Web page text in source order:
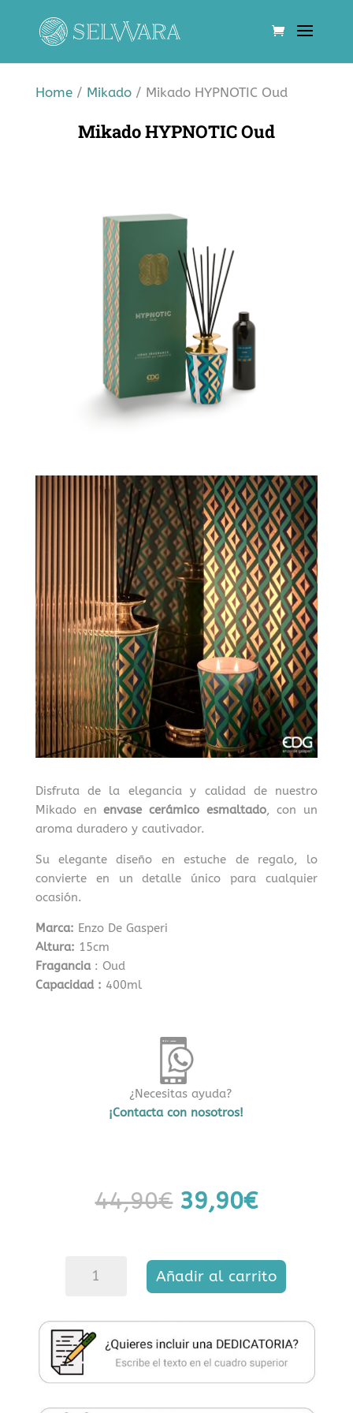
Home/ Mikado/ Mikado HYPNOTIC Oud
Mikado HYPNOTIC Oud
Disfruta de la elegancia y calidad de nuestro
Mikado en envase cerámico esmaltado, con un
aroma duradero y cautivador.
Su elegante diseño en estuche de regalo, lo
convierte en un detalle único para cualquier
ocasión.
Marca: Enzo De Gasperi
Altura: 15cm
Fragancia: Oud
Capacidad : 400ml
¿Necesitas ayuda?
¡Contacta con nosotros!
44,90€ El
precio
44,90€.
39,90€El
precio
39,90€.
HYPNOTIC
Añadir al carrito